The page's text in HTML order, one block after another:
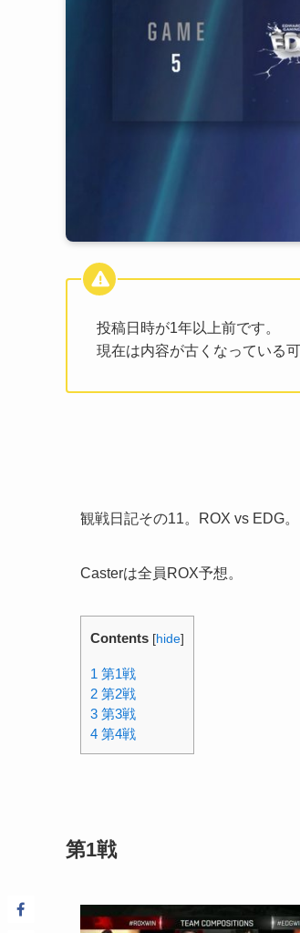
投稿日時が1年以上前です。
現在は内容が古くなっている
観戦日記その11。ROX vs EDG。
Casterは全員ROX予想。
Contents [hide]
1 第1戦
2 第2戦
3 第3戦
4 第4戦
第1戦